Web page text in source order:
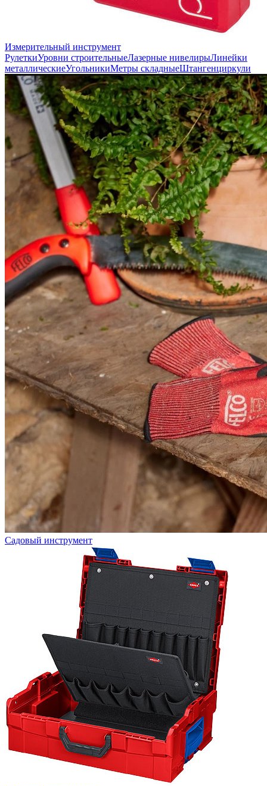
Измерительный инструмент
РулеткиУровни строительныеЛазерные нивелирыЛинейки
металлическиеУгольникиМетры складныеШтангенциркули
Садовый инструмент